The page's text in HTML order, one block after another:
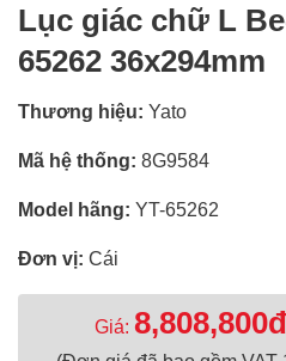
Lục giác chữ L
65262 36x294mm
Thương hiệu: Yato
Mã hệ thống: 8G9584
Model hãng: YT-65262
Đơn vị: Cái
Giá:8,808,800đ